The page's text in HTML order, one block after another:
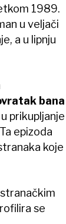
1989.
u veljači
a u lipnju
bana
prikupljanje
epizoda
koje
se